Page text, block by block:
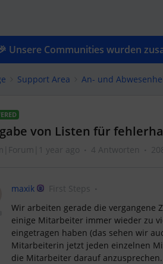
Unsere Communities wurden
Support Area An- und
von Listen für
year ago 4 Antworten
maxik
First Steps
Wir arbeiten gerade die vergangene
einige Mitarbeiter immer wieder zu
eingetragen haben (das sehen wir
Mitarbeiterin jetzt jeden einzelnen
die Mitarbeiter darauf anzusprechen.